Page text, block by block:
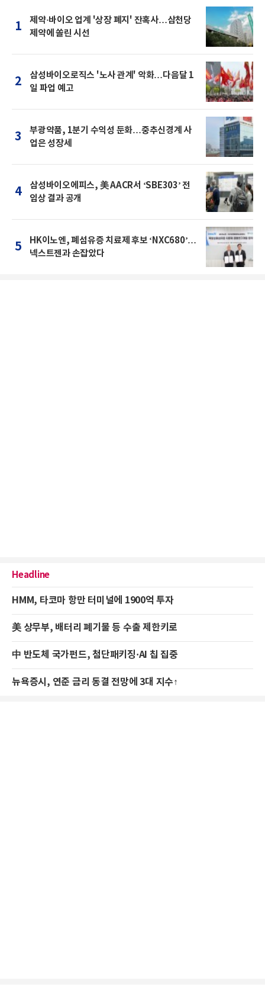
1
제약·바이오 업계 '상장 폐지' 잔혹사…삼천당
제약에 쏠린 시선
2
삼성바이오로직스 '노사 관계' 악화…다음달 1
일 파업 예고
3
부광약품, 1분기 수익성 둔화…중추신경계 사
업은 성장세
4
삼성바이오에피스, 美 AACR서 ‘SBE303’ 전
임상 결과 공개
5
HK이노엔, 폐섬유증 치료제 후보 ‘NXC680’…
넥스트젠과 손잡았다
Headline
HMM, 타코마 항만 터미널에 1900억 투자
美 상무부, 배터리 폐기물 등 수출 제한키로
中 반도체 국가펀드, 첨단패키징·AI 칩 집중
뉴욕증시, 연준 금리 동결 전망에 3대 지수↑